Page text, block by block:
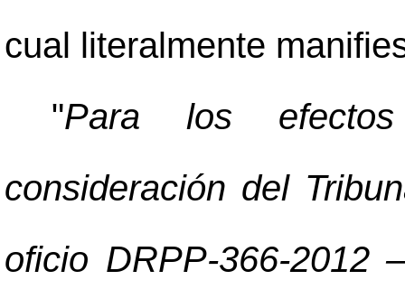
cual literalmente
"Para los
consideración del
oficio DRPP-366-2012